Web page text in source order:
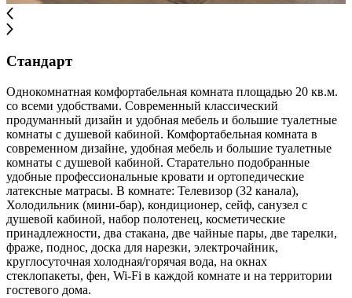
Стандарт
Однокомнатная комфортабельная комната площадью 20 кв.м.
со всеми удобствами. Современный классический
продуманный дизайн и удобная мебель и большие туалетные
комнаты с душевой кабиной. Комфортабельная комната в
современном дизайне, удобная мебель и большие туалетные
комнаты с душевой кабиной. Старательно подобранные
удобные профессиональные кровати и ортопедические
латексные матрасы. В комнате: Телевизор (32 канала),
Холодильник (мини-бар), кондиционер, сейф, санузел с
душевой кабиной, набор полотенец, косметические
принадлежности, два стакана, две чайные пары, две тарелки,
фраже, поднос, доска для нарезки, электрочайник,
круглосуточная холодная/горячая вода, на окнах
стеклопакеты, фен, Wi-Fi в каждой комнате и на территории
гостевого дома.